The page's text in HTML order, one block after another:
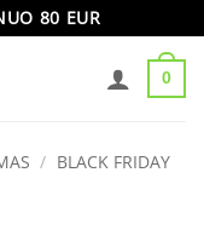
80 EUR
0
/ BLACK FRIDAY